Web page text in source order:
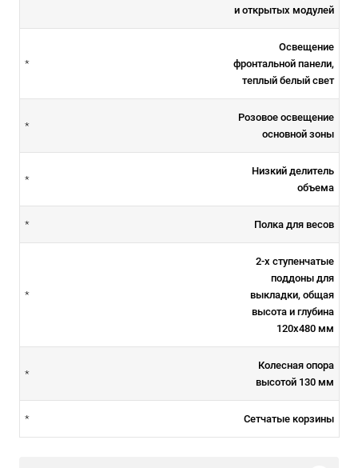
и открытых модулей
*
Освещение
фронтальной панели,
теплый белый свет
*
Розовое освещение
основной зоны
*
Низкий делитель
объема
* Полка для весов
*
2-х ступенчатые
поддоны для
выкладки, общая
высота и глубина
120х480 мм
*
Колесная опора
высотой 130 мм
* Сетчатые корзины